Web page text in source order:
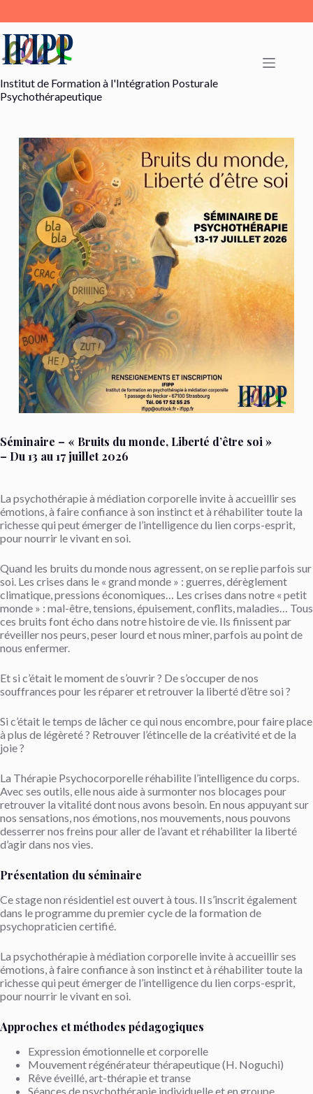
au
contenu
Institut de Formation à l'Intégration Posturale
Psychothérapeutique
Séminaire – « Bruits du monde, Liberté d’être soi »
– Du 13 au 17 juillet 2026
La psychothérapie à médiation corporelle invite à accueillir ses
émotions, à faire confiance à son instinct et à réhabiliter toute la
richesse qui peut émerger de l’intelligence du lien corps-esprit,
pour nourrir le vivant en soi.
Quand les bruits du monde nous agressent, on se replie parfois sur
soi. Les crises dans le « grand monde » : guerres, dérèglement
climatique, pressions économiques… Les crises dans notre « petit
monde » : mal-être, tensions, épuisement, conflits, maladies… Tous
ces bruits font écho dans notre histoire de vie. Ils finissent par
réveiller nos peurs, peser lourd et nous miner, parfois au point de
nous enfermer.
Et si c’était le moment de s’ouvrir ? De s’occuper de nos
souffrances pour les réparer et retrouver la liberté d’être soi ?
Si c’était le temps de lâcher ce qui nous encombre, pour faire place
à plus de légèreté ? Retrouver l’étincelle de la créativité et de la
joie ?
La Thérapie Psychocorporelle réhabilite l’intelligence du corps.
Avec ses outils, elle nous aide à surmonter nos blocages pour
retrouver la vitalité dont nous avons besoin. En nous appuyant sur
nos sensations, nos émotions, nos mouvements, nous pouvons
desserrer nos freins pour aller de l’avant et réhabiliter la liberté
d’agir dans nos vies.
Présentation du séminaire
Ce stage non résidentiel est ouvert à tous. Il s’inscrit également
dans le programme du premier cycle de la formation de
psychopraticien certifié.
La psychothérapie à médiation corporelle invite à accueillir ses
émotions, à faire confiance à son instinct et à réhabiliter toute la
richesse qui peut émerger de l’intelligence du lien corps-esprit,
pour nourrir le vivant en soi.
Approches et méthodes pédagogiques
Expression émotionnelle et corporelle
Mouvement régénérateur thérapeutique (H. Noguchi)
Rêve éveillé, art-thérapie et transe
Séances de psychothérapie individuelle et en groupe